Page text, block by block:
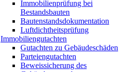
Immobilienprüfung bei
Bestandsbauten
Bautenstandsdokumentation
Luftdichtheitsprüfung
Immobiliengutachten
Gutachten zu Gebäudeschäden
Parteiengutachten
Beweissicherung des